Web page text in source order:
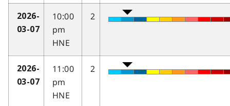
2026-
03-07
10:00
pm
HNE
2
2026-
03-07
11:00
pm
HNE
2